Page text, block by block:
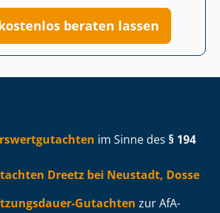
beraten lassen
im Sinne des § 194
Dreetz bei Neustadt, Dosse
Gutachten zur AfA-